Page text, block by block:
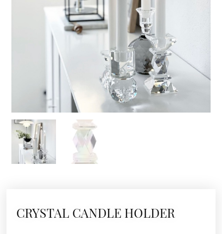
CRYSTAL CANDLE HOLDER